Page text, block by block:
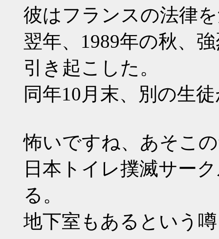
彼はフランスの法律
翌年、1989年の秋、
引き起こした。
同年10月末、別の生
怖いですね、あそこ
日本トイレ撲滅サー
る。
地下室もあるという